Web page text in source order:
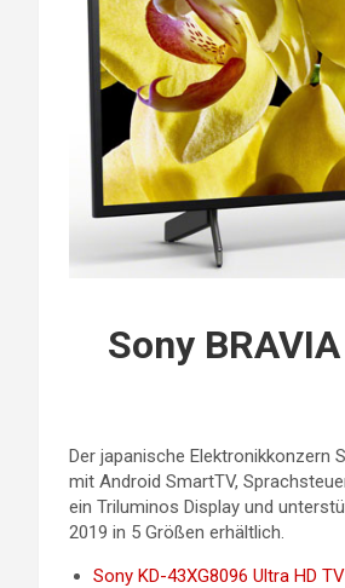
Sony
Der japanische Elektronikkonzern
mit Android SmartTV,
ein Triluminos Display und
2019 in 5 Größen erhältlich.
Sony KD-43XG8096 Ultra HD